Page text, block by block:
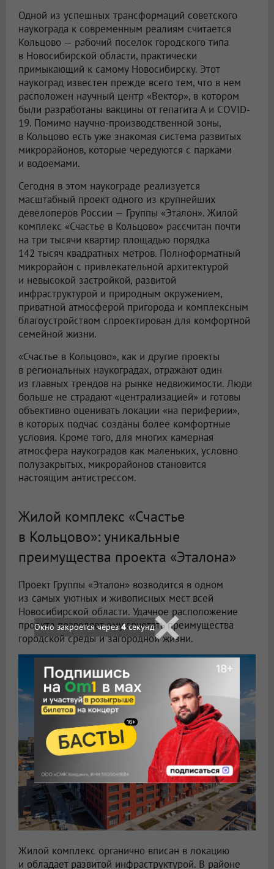
Одной из успешных трансформаций советского
наукограда к современным реалиям считается
Кольцово — рабочий поселок городского типа
в Новосибирской области, практически
примыкающий к самому Новосибирску. Этот
наукоград известен прежде всего тем, что в нем
расположен научный центр «Вектор», в котором
были разработаны вакцины от гепатита А и COVID-
19. Помимо научно-производственной зоны,
в Кольцово есть уже знакомая система развитых
микрорайонов, которые чередуются с парками
и водоемами.
Сегодня в этом наукограде реализуется
масштабный проект одного из крупнейших
девелоперов России — Группы «Эталон». Жилой
комплекс «Счастье в Кольцово» рассчитан почти
на три тысячи квартир площадью порядка
142 тысяч квадратных метров. Полноформатный
микрорайон с привлекательной архитектурой
и невысокой застройкой, развитой
инфраструктурой и природным окружением,
приватной атмосферой пригорода и комплексным
благоустройством спроектирован для комфортной
семейной жизни.
«Счастье в Кольцово», как и другие проекты
в региональных наукоградах, отражают один
из главных трендов на рынке недвижимости. Люди
больше не страдают «централизацией» и готовы
объективно оценивать локации «на периферии»,
в которых подчас созданы более комфортные
условия. Кроме того, для многих камерная
атмосфера наукоградов как маленьких, условно
полузакрытых, микрорайонов становится
настоящим антистрессом.
Жилой комплекс «Счастье
в Кольцово»: уникальные
преимущества проекта «Эталона»
Проект Группы «Эталон» возводится в одном
из самых уютных и живописных мест всей
Новосибирской области. Удачное расположение
проекта позволяет ему сочетать преимущества
городской среды и загородной жизни.
Жилой комплекс органично вписан в локацию
и обладает развитой инфраструктурой. В районе
Окно закроется через2секунд